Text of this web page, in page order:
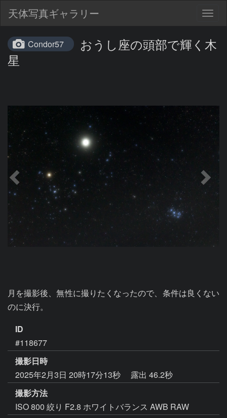
天体写真ギャラリー
Condor57
おうし座の頭部で輝く木
星
月を撮影後、無性に撮りたくなったので、条件は良くない
ID
#118677
撮影日時
2025年2月3日 20時17分13秒
露出 46.2秒
撮影方法
ISO 800 絞り F2.8 ホワイトバランス AWB RAW